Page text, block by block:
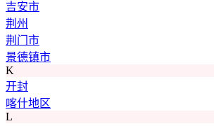
吉安市
荆州
荆门市
景德镇市
K
开封
喀什地区
L